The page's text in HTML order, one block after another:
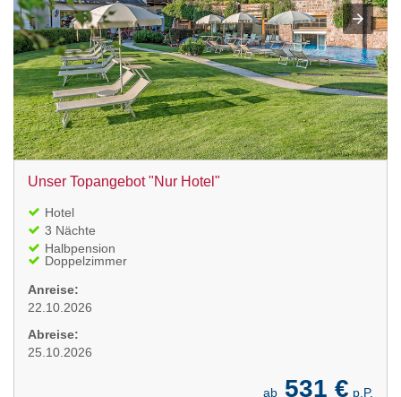
Unser Topangebot "Nur Hotel"
Hotel
3 Nächte
Halbpension
Doppelzimmer
Anreise:
22.10.2026
Abreise:
25.10.2026
ab 531 € p.P.